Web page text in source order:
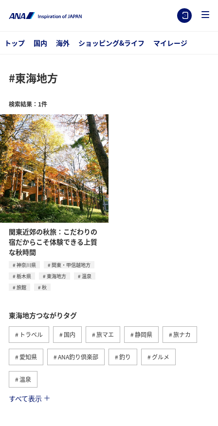
トップ 国内 海外 ショッピング&ライフ マイレージ
#東海地方
検索結果：1件
関東近郊の秋旅：こだわりの
宿だからこそ体験できる上質
な秋時間
神奈川県
関東・甲信越地方
栃木県
東海地方
温泉
旅館
秋
東海地方つながりタグ
トラベル 国内 旅マエ 静岡県 旅ナカ
愛知県 ANA釣り倶楽部 釣り グルメ
温泉
秋 海
すべて表示